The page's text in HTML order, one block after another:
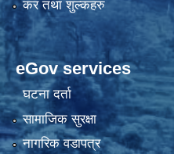
कर तथा शुल्कहरु
eGov services
घटना दर्ता
सामाजिक सुरक्षा
नागरिक वडापत्र